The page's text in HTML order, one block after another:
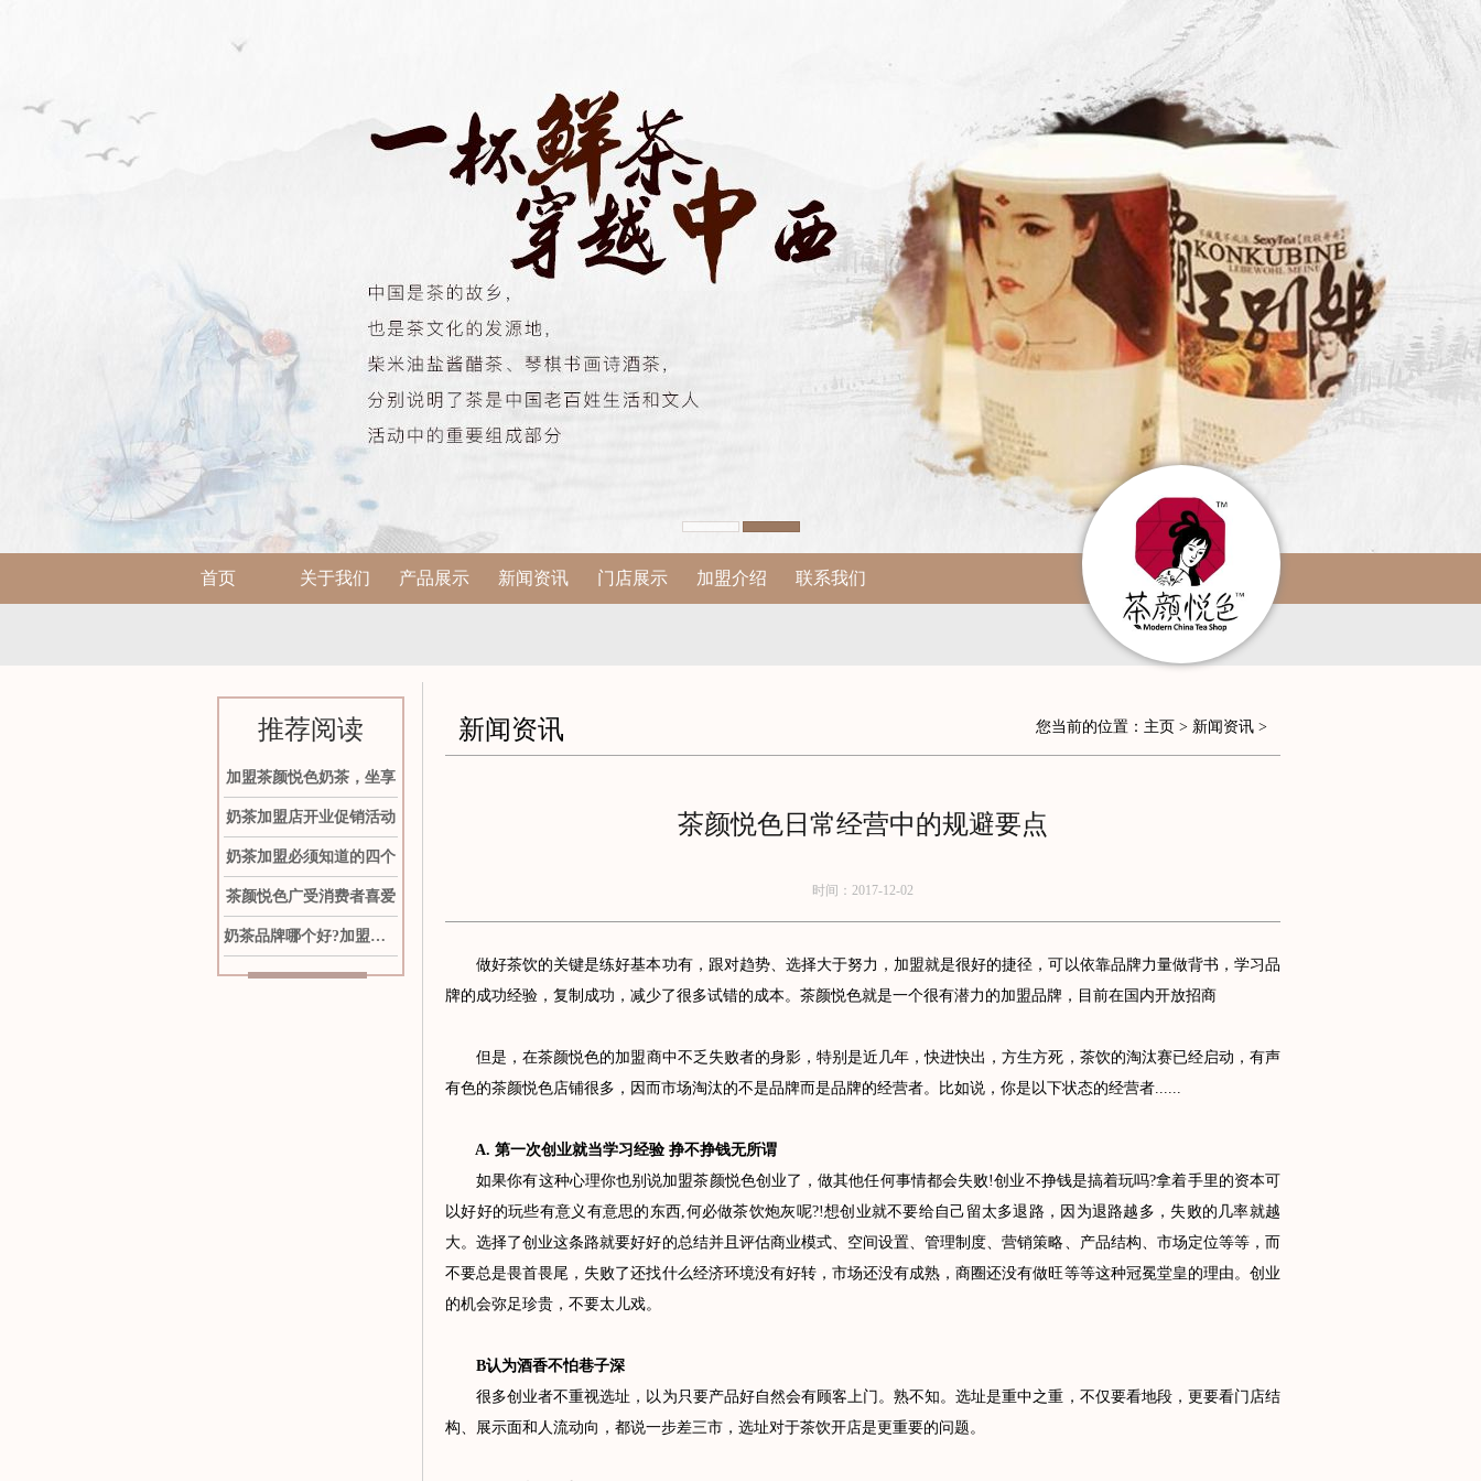
首页 关于我们 产品展示 新闻资讯 门店展示 加盟介绍 联系我们
推荐阅读
加盟茶颜悦色奶茶，坐享
奶茶加盟店开业促销活动
奶茶加盟必须知道的四个
茶颜悦色广受消费者喜爱
奶茶品牌哪个好?加盟茶颜
新闻资讯 您当前的位置： 主页 > 新闻资讯 >
茶颜悦色日常经营中的规避要点
时间：2017-12-02
做好茶饮的关键是练好基本功有，跟对趋势、选择大于努力，加盟就是很好的捷径，可以依靠品牌力量做背书，学习品
牌的成功经验，复制成功，减少了很多试错的成本。茶颜悦色就是一个很有潜力的加盟品牌，目前在国内开放招商
但是，在茶颜悦色的加盟商中不乏失败者的身影，特别是近几年，快进快出，方生方死，茶饮的淘汰赛已经启动，有声
有色的茶颜悦色店铺很多，因而市场淘汰的不是品牌而是品牌的经营者。比如说，你是以下状态的经营者......
A. 第一次创业就当学习经验 挣不挣钱无所谓
如果你有这种心理你也别说加盟茶颜悦色创业了，做其他任何事情都会失败!创业不挣钱是搞着玩吗?拿着手里的资本可
以好好的玩些有意义有意思的东西,何必做茶饮炮灰呢?!想创业就不要给自己留太多退路，因为退路越多，失败的几率就越
大。选择了创业这条路就要好好的总结并且评估商业模式、空间设置、管理制度、营销策略、产品结构、市场定位等等，而
不要总是畏首畏尾，失败了还找什么经济环境没有好转，市场还没有成熟，商圈还没有做旺等等这种冠冕堂皇的理由。创业
的机会弥足珍贵，不要太儿戏。
B认为酒香不怕巷子深
很多创业者不重视选址，以为只要产品好自然会有顾客上门。熟不知。选址是重中之重，不仅要看地段，更要看门店结
构、展示面和人流动向，都说一步差三市，选址对于茶饮开店是更重要的问题。